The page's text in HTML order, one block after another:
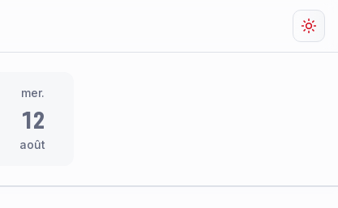
mer.
12
août